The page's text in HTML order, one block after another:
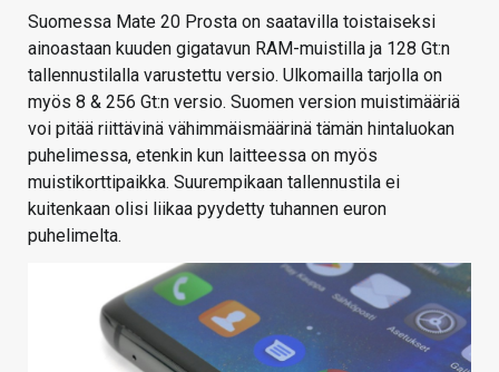
Suomessa Mate 20 Prosta on saatavilla toistaiseksi
ainoastaan kuuden gigatavun RAM-muistilla ja 128 Gt:n
tallennustilalla varustettu versio. Ulkomailla tarjolla on
myös 8 & 256 Gt:n versio. Suomen version muistimääriä
voi pitää riittävinä vähimmäismäärinä tämän hintaluokan
puhelimessa, etenkin kun laitteessa on myös
muistikorttipaikka. Suurempikaan tallennustila ei
kuitenkaan olisi liikaa pyydetty tuhannen euron
puhelimelta.